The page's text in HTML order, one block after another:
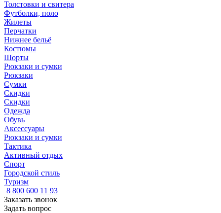
Толстовки и свитера
Футболки, поло
Жилеты
Перчатки
Нижнее бельё
Костюмы
Шорты
Рюкзаки и сумки
Рюкзаки
Сумки
Скидки
Скидки
Одежда
Обувь
Аксессуары
Рюкзаки и сумки
Тактика
Активный отдых
Спорт
Городской стиль
Туризм
8 800 600 11 93
Заказать звонок
Задать вопрос